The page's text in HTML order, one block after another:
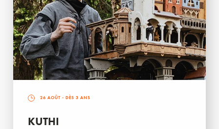
26 AOÛT - DÈS 3 ANS
KUTHI